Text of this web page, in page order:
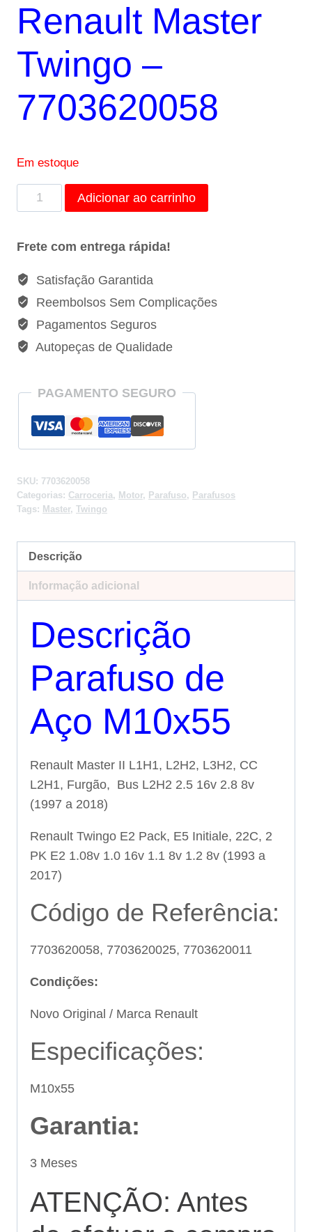
Renault Master
Twingo –
7703620058
Em estoque
Parafuso
de
Caixa
Direção
Renault
Master
II
-
quantidade
Adicionar ao carrinho
Frete com entrega rápida!
Satisfação Garantida
Reembolsos Sem Complicações
Pagamentos Seguros
Autopeças de Qualidade
PAGAMENTO SEGURO
SKU: 7703620058
Categorias: Carroceria, Motor, Parafuso, Parafusos
Tags: Master, Twingo
Descrição
Informação adicional
Descrição
Parafuso de
Aço M10x55
Renault Master II L1H1, L2H2, L3H2, CC
L2H1, Furgão, Bus L2H2 2.5 16v 2.8 8v
(1997 a 2018)
Renault Twingo E2 Pack, E5 Initiale, 22C, 2
PK E2 1.08v 1.0 16v 1.1 8v 1.2 8v (1993 a
2017)
Código de Referência:
7703620058, 7703620025, 7703620011
Condições:
Novo Original / Marca Renault
Especificações:
M10x55
Garantia:
3 Meses
ATENÇÃO: Antes